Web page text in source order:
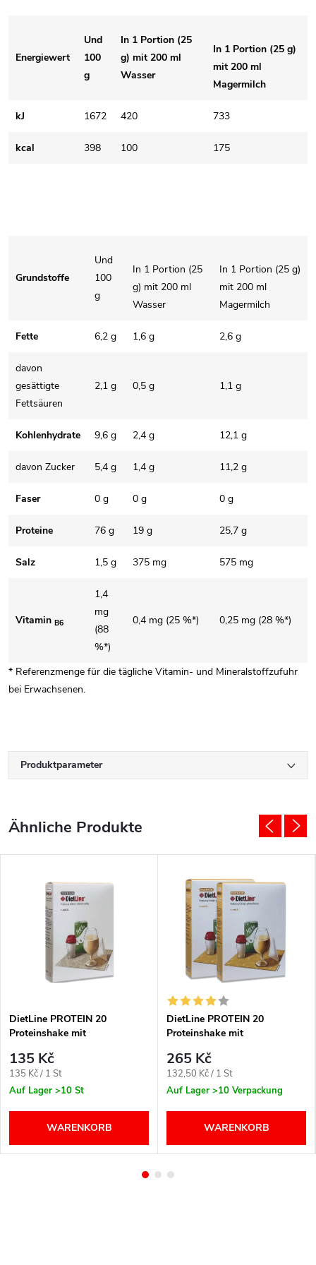
Energiewert
Und
100
g
In 1 Portion (25
g) mit 200 ml
Wasser
In 1 Portion (25 g)
mit 200 ml
Magermilch
kJ 1672 420 733
kcal 398 100 175
Grundstoffe
Und
100
g
In 1 Portion (25
g) mit 200 ml
Wasser
In 1 Portion (25 g)
mit 200 ml
Magermilch
Fette 6,2 g 1,6 g 2,6 g
davon
gesättigte
Fettsäuren
2,1 g 0,5 g 1,1 g
Kohlenhydrate 9,6 g 2,4 g 12,1 g
davon Zucker 5,4 g 1,4 g 11,2 g
Faser 0 g 0 g 0 g
Proteine 76 g 19 g 25,7 g
Salz 1,5 g 375 mg 575 mg
Vitamin B6
1,4
mg
(88
%*)
0,4 mg (25 %*) 0,25 mg (28 %*)
* Referenzmenge für die tägliche Vitamin- und Mineralstoffzufuhr
bei Erwachsenen.
Produktparameter
DietLine PROTEIN 20
Proteinshake mit
135 Kč
Verkaufspreis:
135 Kč / 1 St
Auf Lager >10 St
WARENKORB
DietLine PROTEIN 20
Proteinshake mit
265 Kč
Verkaufspreis:
132,50 Kč / 1 St
Auf Lager >10 Verpackung
WARENKORB